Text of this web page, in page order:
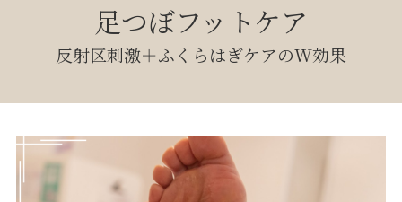
足つぼフットケア
反射区刺激＋ふくらはぎケアのW効果